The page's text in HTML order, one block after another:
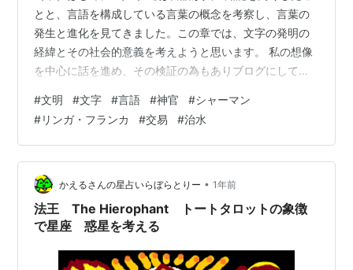
とと、言語を構成している言葉の概念を考察し、言葉の
発生と進化を見てきました。この章では、文字の発明の
経緯とその社会的意義を考えようと思います。 私の想像
を中心に話を進め、その検証の為もありブログにしてい
す。 都市文明の成立と言語の統一 私たちは日常的に話を
し、文字を書いて意思を伝えたり記録したりしていま
す。これらはすべて「言語」という仕組みを利用してい
ます。では、言語における「文字」とは何でしょうか？
文字はどのようにして、いつ誕生したのでしょうか？ こ
の問いの背景には、国家の形成、交易の発展…
#文明 #文字 #言語 #神官 #シャーマン
#リンガ・フランカ #交易 #治水
かえるさんの星占いらぼらとりー • 1年前
法王 The Hierophant トートタロットの象徴
で星座 惑星を考える